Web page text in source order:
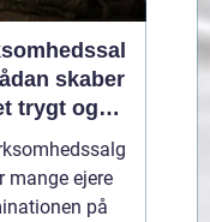
skaber
trygt og
salg
mange ejere
på